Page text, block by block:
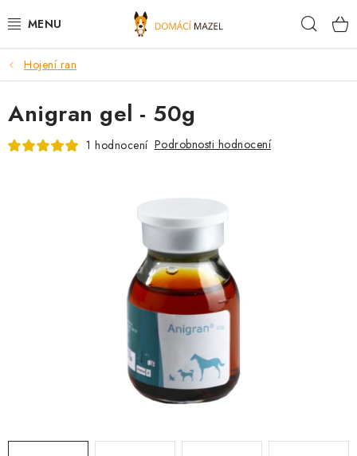
na
DOPORUČUJEME
VÝPRODEJ SKLADU
PSI
PETLOVER
Hojení ran
Anigran gel - 50g
1 hodnocení Podrobnosti hodnocení